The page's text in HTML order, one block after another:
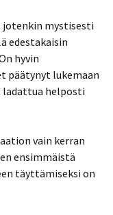
mystisesti
edestakaisin
hyvin
päätynyt lukemaan
ladattua helposti
vain kerran
ensimmäistä
täyttämiseksi on